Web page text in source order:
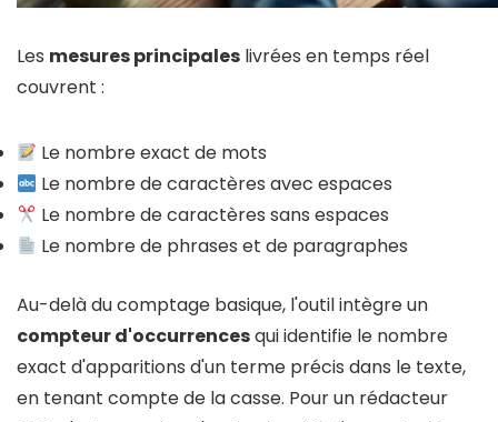
Les mesures principales livrées en temps réel
couvrent :
Le nombre exact de mots
Le nombre de caractères avec espaces
Le nombre de caractères sans espaces
Le nombre de phrases et de paragraphes
Au-delà du comptage basique, l'outil intègre un
compteur d'occurrencesqui identifie le nombre
exact d'apparitions d'un terme précis dans le texte,
en tenant compte de la casse. Pour un rédacteur